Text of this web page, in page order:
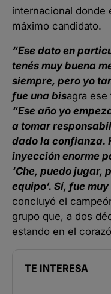
internacional donde
máximo candidato.
“Ese dato en
tenés muy buena
siempre, pero yo
fue una bisagra ese
“Ese año yo
a tomar
dado la confianza.
inyección enorme
‘Che, puedo jugar,
equipo’. Sí, fue
concluyó el
grupo que, a dos
estando en el
TE INTERESA